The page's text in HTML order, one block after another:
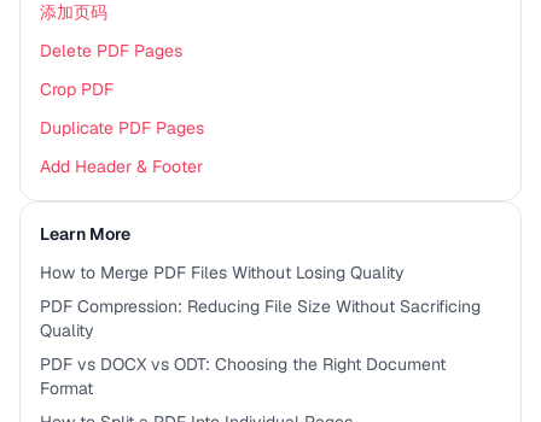
添加页码
Delete PDF Pages
Crop PDF
Duplicate PDF Pages
Add Header & Footer
Learn More
How to Merge PDF Files Without Losing Quality
PDF Compression: Reducing File Size Without Sacrificing
Quality
PDF vs DOCX vs ODT: Choosing the Right Document
Format